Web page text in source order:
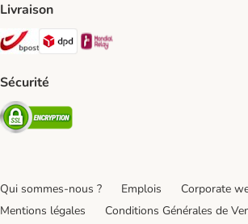
Livraison
Bpost Shipping Method
DPD Shipping Method
Sécurité
Security
Qui sommes-nous ? Emplois
Corporate
Mentions légales
Conditions Générales de